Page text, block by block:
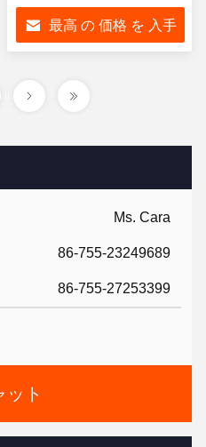
Ms. Cara
86-755-23249689
86-755-27253399
ット
最高 の 価格 を 入手